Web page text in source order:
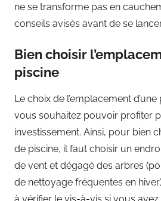
ne se transforme pas en
conseils avisés avant de se
Bien choisir
piscine
Le choix de l’emplacement
vous souhaitez pouvoir profiter
investissement. Ainsi, pour bien
de piscine, il faut choisir un
de vent et dégagé des arbres
de nettoyage fréquentes en